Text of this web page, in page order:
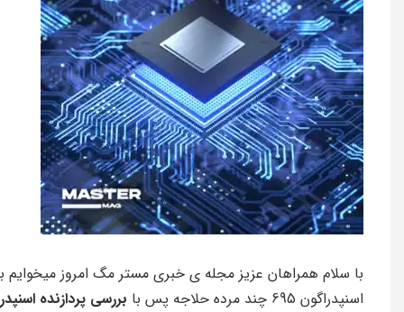
با سلام همراهان عزیز مجله ی خبری مستر مگ امروز میخوایم
اسنپدراگون 695 چند مرده حلاجه پس با
بررسی پردازنده